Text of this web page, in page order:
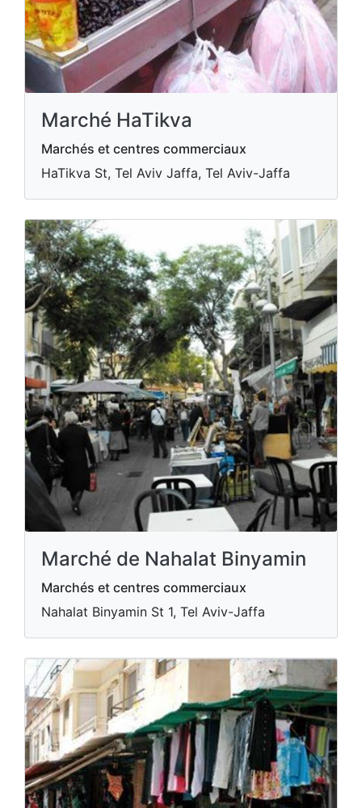
Marché HaTikva
Marchés et centres commerciaux
HaTikva St, Tel Aviv Jaffa, Tel Aviv-Jaffa
Marché de Nahalat Binyamin
Marchés et centres commerciaux
Nahalat Binyamin St 1, Tel Aviv-Jaffa